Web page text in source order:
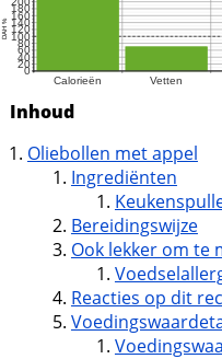
Inhoud
Oliebollen met appel
Ingrediënten
Bereidingswijze
Ook lekker om te
Reacties op dit